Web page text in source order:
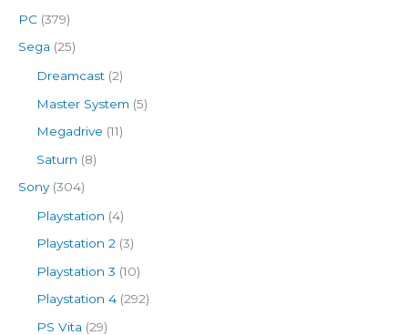
PC (379)
Sega (25)
Dreamcast (2)
Master System (5)
Megadrive (11)
Saturn (8)
Sony(304)
Playstation (4)
Playstation 2 (3)
Playstation 3 (10)
Playstation 4 (292)
PS Vita (29)